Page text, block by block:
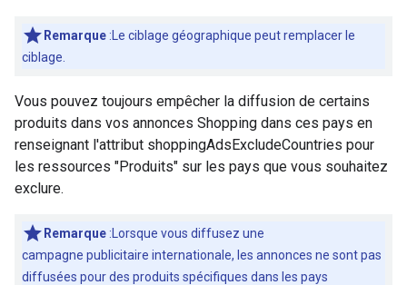
Remarque :Le ciblage géographique peut remplacer le
ciblage.
Vous pouvez toujours empêcher la diffusion de certains
produits dans vos annonces Shopping dans ces pays en
renseignant l'attribut shoppingAdsExcludeCountries pour
les ressources "Produits" sur les pays que vous souhaitez
exclure.
Remarque :Lorsque vous diffusez une
campagne publicitaire internationale, les annonces ne sont pas
diffusées pour des produits spécifiques dans les pays